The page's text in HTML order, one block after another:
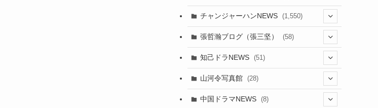
チャンジャーハンNEWS (1,550)
(7)
張哲瀚ブログ（張三坚） (58)
知己ドラNEWS (51)
(42)
(5)
山河令写真館 (28)
(17)
中国ドラマNEWS (8)